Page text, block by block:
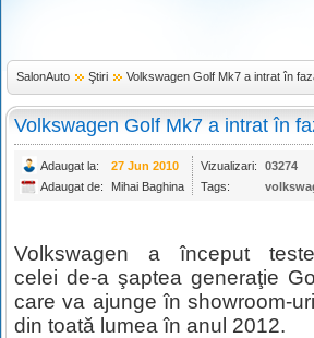
SalonAuto Ştiri Volkswagen Golf Mk7 a intrat în
Volkswagen Golf Mk7 a intrat în
Adaugat la: 27 Jun 2010 Vizualizari:
03274
Adaugat de:
Mihai Baghina Tags:
Volkswagen a început
celei de-a şaptea generaţie
care va ajunge în showroom-
din toată lumea în anul 2012.